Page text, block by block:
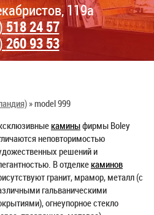
119а
518 24 57
260 93 53
»model 999
каминыфирмы Boley
неповторимостью
решений и
В отделке каминов
гранит, мрамор, металл (с
гальваническими
огнеупорное стекло